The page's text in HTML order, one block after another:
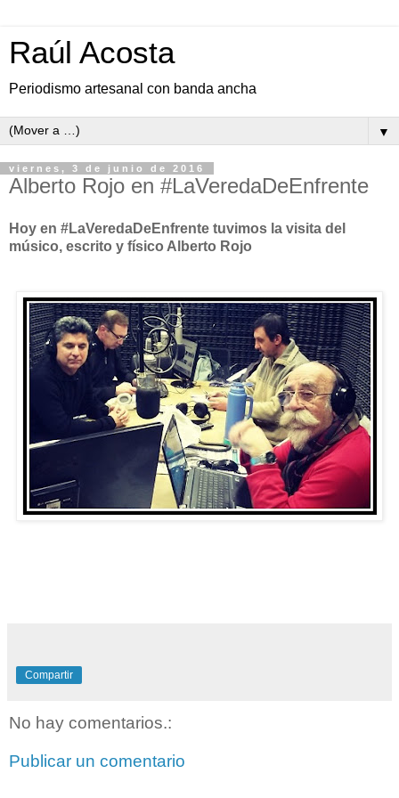
Raúl Acosta
Periodismo artesanal con banda ancha
▼
viernes, 3 de junio de 2016
Alberto Rojo en #LaVeredaDeEnfrente
Hoy en #LaVeredaDeEnfrente tuvimos la visita del
músico, escrito y físico Alberto Rojo
Compartir
No hay comentarios.:
Publicar un comentario